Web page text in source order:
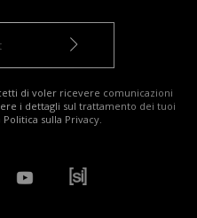
di voler ricevere comunicazioni
i dettagli sul trattamento dei tuoi
Politica sulla Privacy.